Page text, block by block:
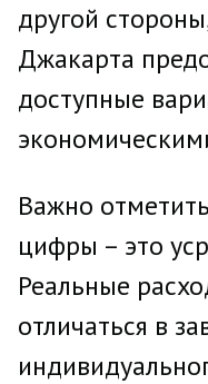
другой
Джакарта
доступные
Важно
цифры – это
Реальные
отличаться в